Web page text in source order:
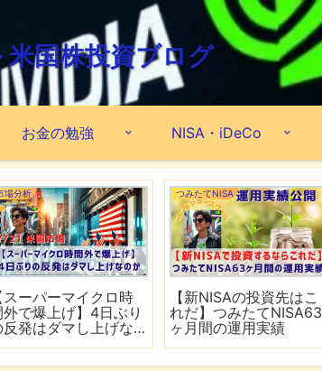
国株投資ブログ
お金の勉強 NISA・iDeCo
場分析
ホルムズ海峡が再び
鎖】FRB高官が近く利
げの可能性
米国ETF
最強米国ETFを探せ！
『VOO・VIG・VONG』
【66ヶ月間の運用実績